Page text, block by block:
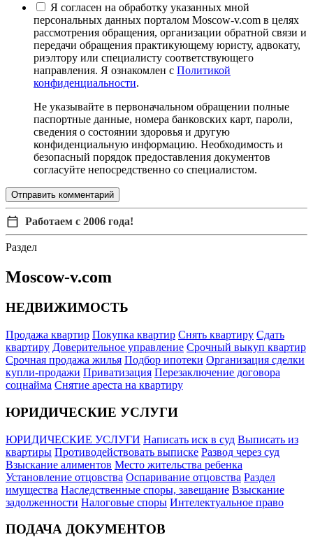
Я согласен на обработку указанных мной
персональных данных порталом Moscow-v.com в целях
рассмотрения обращения, организации обратной связи и
передачи обращения практикующему юристу, адвокату,
риэлтору или специалисту соответствующего
направления. Я ознакомлен с Политикой
конфиденциальности.
Не указывайте в первоначальном обращении полные
паспортные данные, номера банковских карт, пароли,
сведения о состоянии здоровья и другую
конфиденциальную информацию. Необходимость и
безопасный порядок предоставления документов
согласуйте непосредственно со специалистом.
Отправить комментарий
Работаем с 2006 года!
Раздел
Moscow-v.com
НЕДВИЖИМОСТЬ
Продажа квартир Покупка квартир Снять квартиру Сдать
квартиру Доверительное управление Срочный выкуп квартир
Срочная продажа жилья Подбор ипотеки Организация сделки
купли-продажи Приватизация Перезаключение договора
соцнайма Снятие ареста на квартиру
ЮРИДИЧЕСКИЕ УСЛУГИ
ЮРИДИЧЕСКИЕ УСЛУГИ Написать иск в суд Выписать из
квартиры Противодействовать выписке Развод через суд
Взыскание алиментов Место жительства ребенка
Установление отцовства Оспаривание отцовства Раздел
имущества Наследственные споры, завещание Взыскание
задолженности Налоговые споры Интелектуальное право
ПОДАЧА ДОКУМЕНТОВ